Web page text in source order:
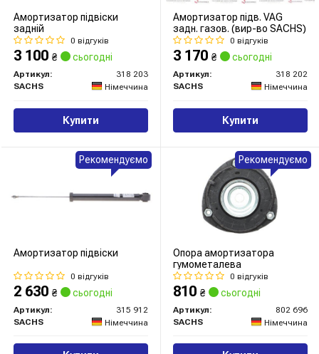
Амортизатор підвіски
задній
0 відгуків
3 100 ₴ сьогодні
Артикул:
318 203
SACHS
Німеччина
Купити
Амортизатор підв. VAG
задн. газов. (вир-во SACHS)
0 відгуків
3 170 ₴ сьогодні
Артикул:
318 202
SACHS
Німеччина
Купити
Амортизатор підвіски
0 відгуків
2 630 ₴ сьогодні
Артикул:
315 912
SACHS
Німеччина
Рекомендуємо
Опора амортизатора
гумометалева
0 відгуків
810 ₴ сьогодні
Артикул:
802 696
SACHS
Німеччина
Рекомендуємо